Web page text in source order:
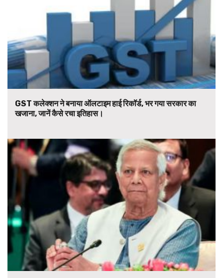
GST कलेक्शन ने बनाया ऑलटाइम हाई रिकॉर्ड, भर गया सरकार का
खजाना, जानें कैसे रचा इतिहास।